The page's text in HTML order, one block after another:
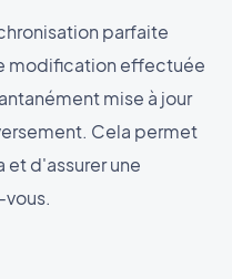
parfaite
modification effectuée
mise à jour
Cela permet
d'assurer une